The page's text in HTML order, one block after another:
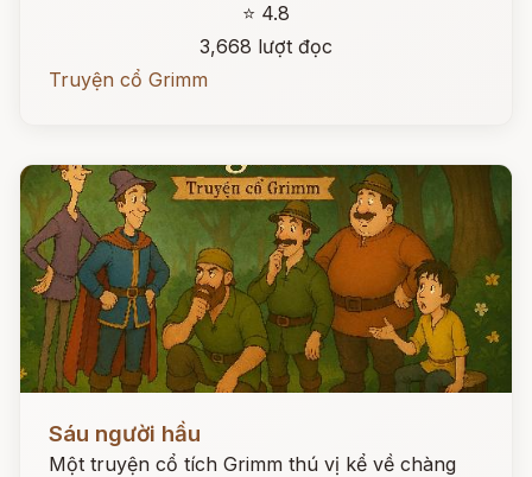
⭐ 4.8
3,668 lượt đọc
Truyện cổ Grimm
Sáu người hầu
Một truyện cổ tích Grimm thú vị kể về chàng